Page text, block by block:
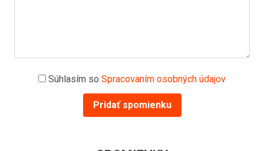
Súhlasím so Spracovaním osobných údajov
Pridať spomienku